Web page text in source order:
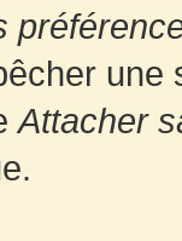
une
Attacher